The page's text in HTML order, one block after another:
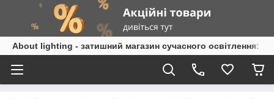
About lighting - затишний магазин сучасного освітлення: